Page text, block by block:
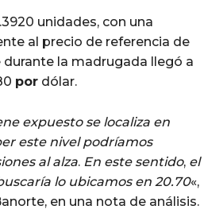
unidades, con una
al precio de referencia de
durante la madrugada llegó a
por dólar.
expuesto se localiza en
este nivel podríamos
al alza. En este sentido, el
lo ubicamos en 20.70«,
en una nota de análisis.